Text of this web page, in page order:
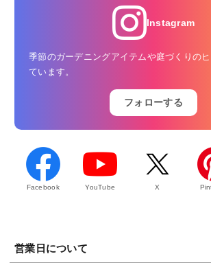
Instagram
季節のガーデニングアイテムや庭づくりの
ています。
フォローする
Facebook YouTube X
営業日について